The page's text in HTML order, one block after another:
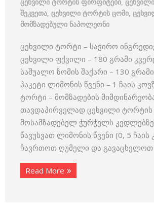
ცეხვილი ტორტის ფირფიტები,
შეკვეთა, ცეხვილი ტორტის ცომი,
მომზადებული ნაპოლეონი
ცეხვილი ტორტი – საჭირო
ცეხვილი ფქვილი – 180 გრამი
საშუალო ზომის შაქარი – 130
პაკეტი ლიმონის წვენი – 1 ჩაის
ტორტი – მომზადების
თავდაპირველად ცეხვილი ტორტის
მოსამზადებელ ჭურჭელს
წავუსვათ ლიმონის წვენი (0, 5 ჩაის
ჩავრთოთ ღუმელი და გავაცხელოთ
Read More